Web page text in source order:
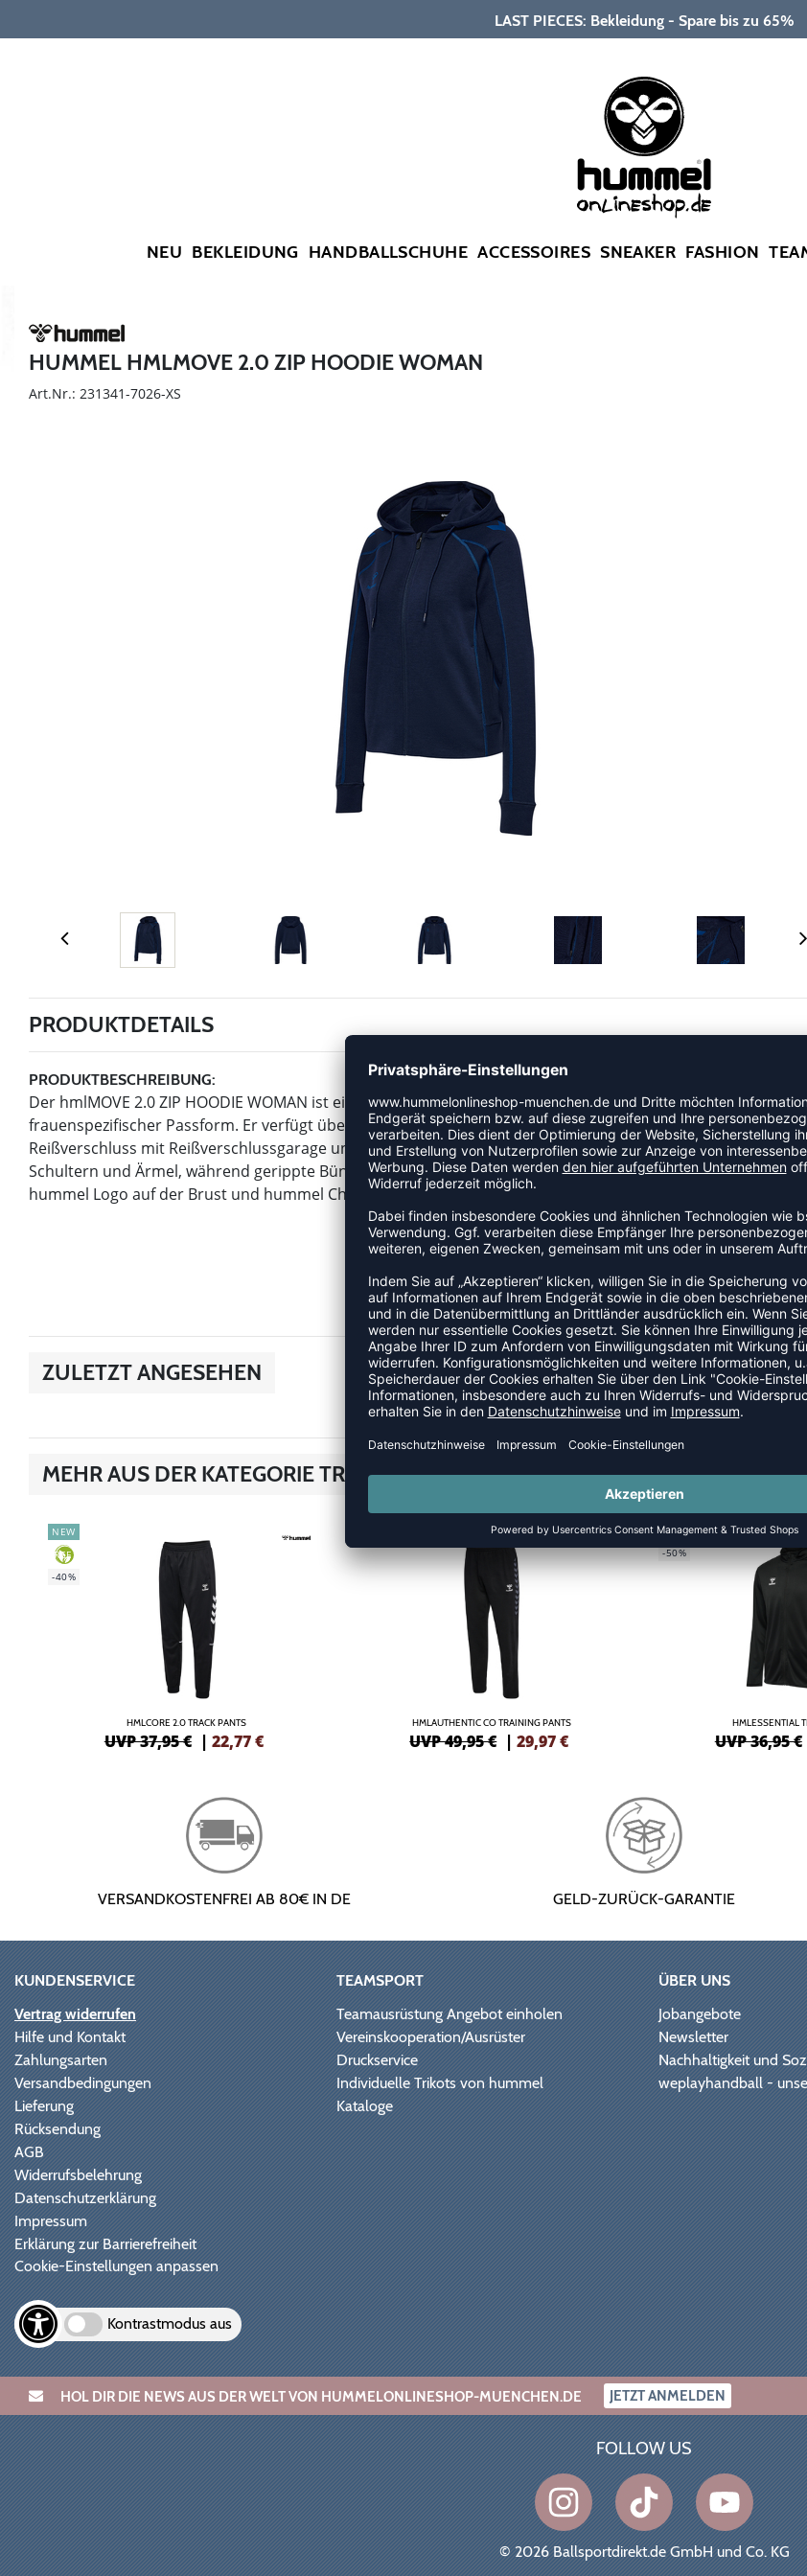
LAST PIECES: Bekleidung - Spare bis zu 65%
NEU BEKLEIDUNG HANDBALLSCHUHE ACCESSOIRES SNEAKER FASHION
HUMMEL HMLMOVE 2.0 ZIP HOODIE WOMAN
Art.Nr.: 231341-7026-XS
PRODUKTDETAILS
PRODUKTBESCHREIBUNG:
Der hmlMOVE 2.0 ZIP HOODIE WOMAN ist ein Kapuzenpulli mit Reißverschluss aus weichem Strickjersey in
frauenspezifischer Passform. Er verfügt über eine Kapuze mit verstellbaren Kordelzügen, einen
Reißverschluss mit Reißverschlussgarage und praktische Taschen. Kontrastfarbene Nähte betonen die
Schultern und Ärmel, während gerippte Bündchen und Saum für eine gute Passform sorgen. Ein gedrucktes
hummel Logo auf der Brust und hummel Chevrons auf den Schultern vervollständigen den Look.
ZULETZT ANGESEHEN
MEHR AUS DER KATEGORIE TRAININGSANZÜGE
NEW
GREEN
-40%
HMLCORE 2.0 TRACK PANTS
UVP 37,95 € | 22,77€
HMLAUTHENTIC CO TRAINING PANTS
UVP 49,95 € |29,97€
SALE
-50%
HMLESSENTIAL
UVP 36,95 €
VERSANDKOSTENFREI AB 80€ IN DE GELD-ZURÜCK-GARANTIE
KUNDENSERVICE
Vertrag widerrufen
Hilfe und Kontakt
Zahlungsarten
Versandbedingungen
Lieferung
Rücksendung
AGB
Widerrufsbelehrung
Datenschutzerklärung
Impressum
Erklärung zur Barrierefreiheit
Cookie-Einstellungen anpassen
Kontrastmodus aus
TEAMSPORT
Teamausrüstung Angebot einholen
Vereinskooperation/Ausrüster
Druckservice
Individuelle Trikots von hummel
Kataloge
ÜBER UNS
Jobangebote
Newsletter
Nachhaltigkeit und
weplayhandball -
HOL DIR DIE NEWS AUS DER WELT VON HUMMELONLINESHOP-MUENCHEN.DE JETZT ANMELDEN
FOLLOW US
© 2026 Ballsportdirekt.de GmbH und Co. KG